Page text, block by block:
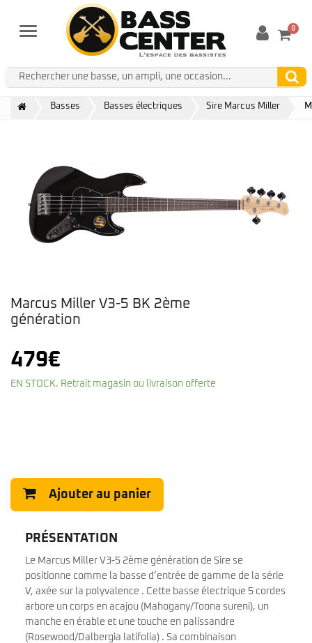
Menu 0
Basses Basses électriques Sire Marcus Miller
Marcus Miller V3-5 BK 2ème
génération
479€
EN STOCK. Retrait magasin ou livraison offerte
Ajouter au panier
PRÉSENTATION
Le Marcus Miller V3-5 2ème génération de Sire se
positionne comme la basse d’entrée de gamme de la série
V, axée sur la polyvalence . Cette basse électrique 5 cordes
arbore un corps en acajou (Mahogany/Toona sureni), un
manche en érable et une touche en palissandre
(Rosewood/Dalbergia latifolia) . Sa combinaison